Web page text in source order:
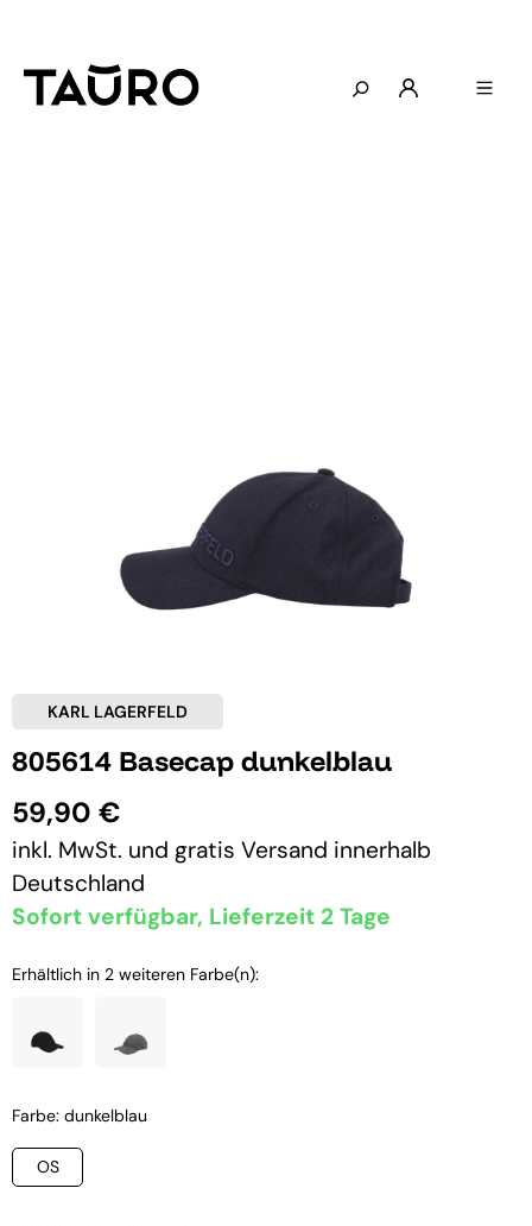
KARL LAGERFELD
805614 Basecap dunkelblau
59,90 €
inkl. MwSt. und gratis Versand innerhalb
Deutschland
Sofort verfügbar, Lieferzeit 2 Tage
Erhältlich in 2 weiteren Farbe(n):
Farbe: dunkelblau
OS